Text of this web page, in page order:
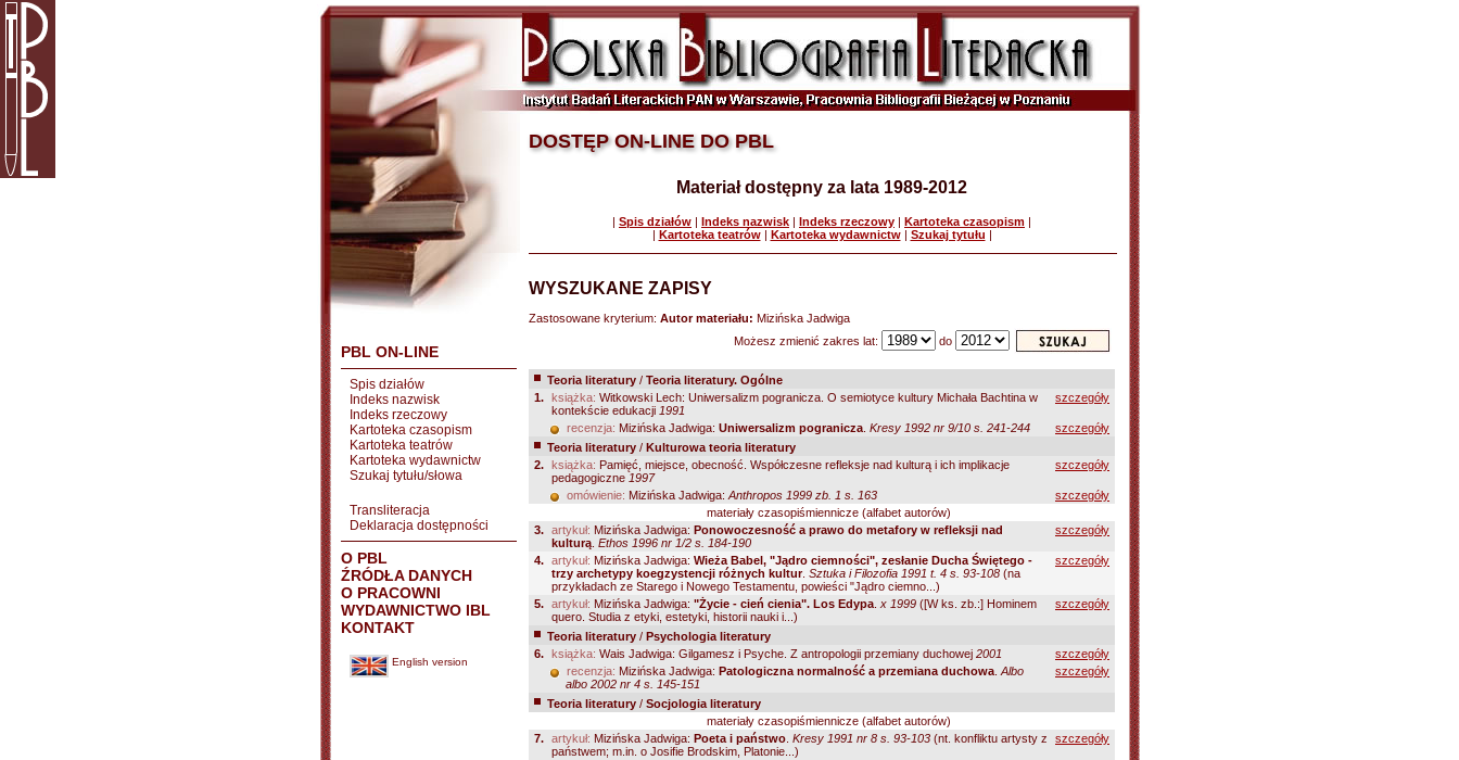
PBL ON-LINE
Spis działów
Indeks nazwisk
Indeks rzeczowy
Kartoteka czasopism
Kartoteka teatrów
Kartoteka wydawnictw
Szukaj tytułu/słowa
Transliteracja
Deklaracja dostępności
O PBL
ŹRÓDŁA DANYCH
O PRACOWNI
WYDAWNICTWO IBL
KONTAKT
English version
DOSTĘP ON-LINE DO PBL
Materiał dostępny za lata 1989-2012
| Spis działów | Indeks nazwisk | Indeks rzeczowy | Kartoteka czasopism |
| Kartoteka teatrów| Kartoteka wydawnictw| Szukaj tytułu |
WYSZUKANE ZAPISY
Zastosowane kryterium: Autor materiału: Mizińska Jadwiga
Możesz zmienić zakres lat:
do
Teoria literatury / Teoria literatury. Ogólne
1. książka: Witkowski Lech: Uniwersalizm pogranicza. O semiotyce kultury Michała Bachtina w
kontekście edukacji 1991
szczegóły
recenzja: Mizińska Jadwiga: Uniwersalizm pogranicza Kresy 1992 nr 9/10 s. 241-244
szczegóły
Teoria literatury / Kulturowa teoria literatury
2. książka: Pamięć, miejsce, obecność. Współczesne refleksje nad kulturą i ich implikacje
pedagogiczne 1997
szczegóły
omówienie: Mizińska Jadwiga: Anthropos 1999 zb. 1 s. 163
szczegóły
materiały czasopiśmiennicze (alfabet autorów)
3. artykuł: Mizińska Jadwiga: Ponowoczesność a prawo do metafory w refleksji nad
kulturą Ethos 1996 nr 1/2 s. 184-190
szczegóły
4. artykuł: Mizińska Jadwiga: Wieża Babel, "Jądro ciemności", zesłanie Ducha Świętego -
trzy archetypy koegzystencji różnych kultur. Sztuka i Filozofia 1991 t. 4 s. 93-108 (na
przykładach ze Starego i Nowego Testamentu, powieści "Jądro ciemno...)
szczegóły
5. artykuł: Mizińska Jadwiga: "Życie - cień cienia". Los Edypa x 1999 ([W ks. zb.:] Hominem
quero. Studia z etyki, estetyki, historii nauki i...)
szczegóły
Teoria literatury / Psychologia literatury
6. książka: Wais Jadwiga: Gilgamesz i Psyche. Z antropologii przemiany duchowej 2001
szczegóły
recenzja: Mizińska Jadwiga: Patologiczna normalność a przemiana duchowa Albo
albo 2002 nr 4 s. 145-151
szczegóły
Teoria literatury / Socjologia literatury
materiały czasopiśmiennicze (alfabet autorów)
7. artykuł: Mizińska Jadwiga: Poeta i państwo Kresy 1991 nr 8 s. 93-103 (nt. konfliktu artysty z
państwem; m.in. o Josifie Brodskim, Platonie...)
szczegóły